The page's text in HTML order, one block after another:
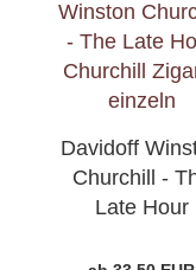
Davidoff
Churchill -
Late Hour